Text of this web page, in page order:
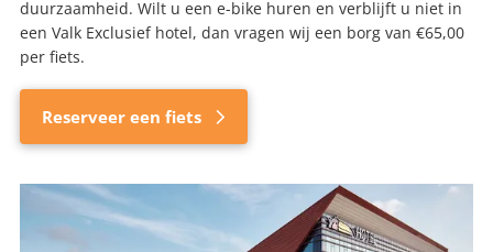
duurzaamheid. Wilt u een e-bike huren en verblijft u niet in
een Valk Exclusief hotel, dan vragen wij een borg van €65,00
per fiets.
Reserveer een fiets